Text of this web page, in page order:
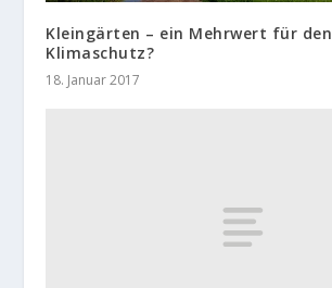
Kleingärten – ein Mehrwert für den
Klimaschutz?
18. Januar 2017